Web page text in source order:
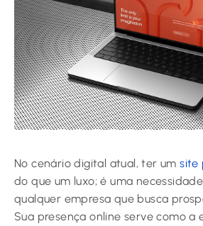
No cenário digital atual, ter umsite
do que um luxo; é uma
qualquer empresa que busca
Sua presença online serve como a